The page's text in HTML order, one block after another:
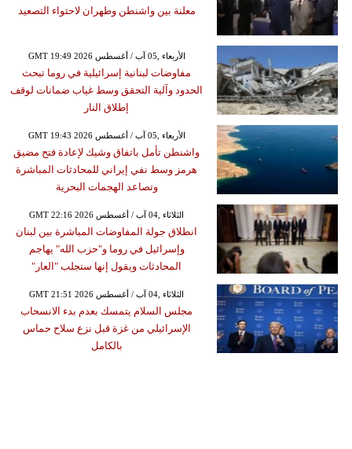
معلنة بين واشنطن وطهران لاحتواء التصعيد
GMT 19:49 2026 الأربعاء ,05 آب / أغسطس
مفاوضات لبنانية إسرائيلية في روما تبحث
الحدود وآلية التحقق وسط غياب ضمانات لوقف
إطلاق النار
GMT 19:43 2026 الأربعاء ,05 آب / أغسطس
واشنطن تأمل باتفاق وشيك لإعادة فتح مضيق
هرمز وسط نفي إيراني للمحادثات المباشرة
وتصاعد الهجمات البحرية
GMT 22:16 2026 الثلاثاء ,04 آب / أغسطس
انطلاق جولة المفاوضات المباشرة بين لبنان
وإسرائيل في روما و"حزب الله" يهاجم
المحادثات ويقول إنها ستجلب "العار"
GMT 21:51 2026 الثلاثاء ,04 آب / أغسطس
مجلس السلام يتمسك بعدم بدء الانسحاب
الإسرائيلي من غزة قبل نزع سلاح حماس
بالكامل